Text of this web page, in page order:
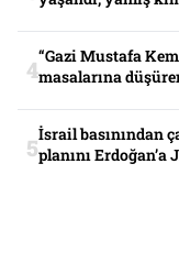
“Gazi Mustafa
masalarına
İsrail basınından
planını Erdoğan’a